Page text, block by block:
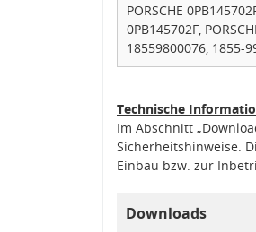
PORSCHE
0PB145702F,
18559800076, 1855-
Technische
Im Abschnitt
Sicherheitshinweise.
Einbau bzw. zur
Downloads